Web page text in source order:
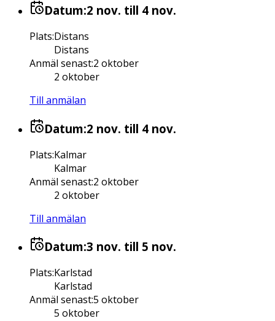
Datum:2 nov. till 4 nov.
Plats:Distans
Distans
Anmäl senast:2 oktober
2 oktober
Till anmälan
Datum:2 nov. till 4 nov.
Plats:Kalmar
Kalmar
Anmäl senast:2 oktober
2 oktober
Till anmälan
Datum:3 nov. till 5 nov.
Plats:Karlstad
Karlstad
Anmäl senast:5 oktober
5 oktober